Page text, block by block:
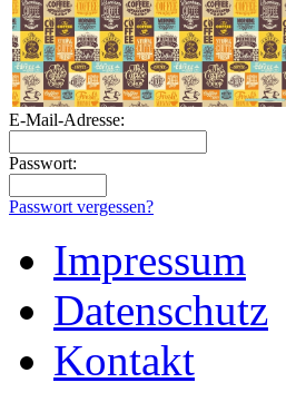
E-Mail-Adresse:
Passwort:
Passwort vergessen?
Impressum
Datenschutz
Kontakt